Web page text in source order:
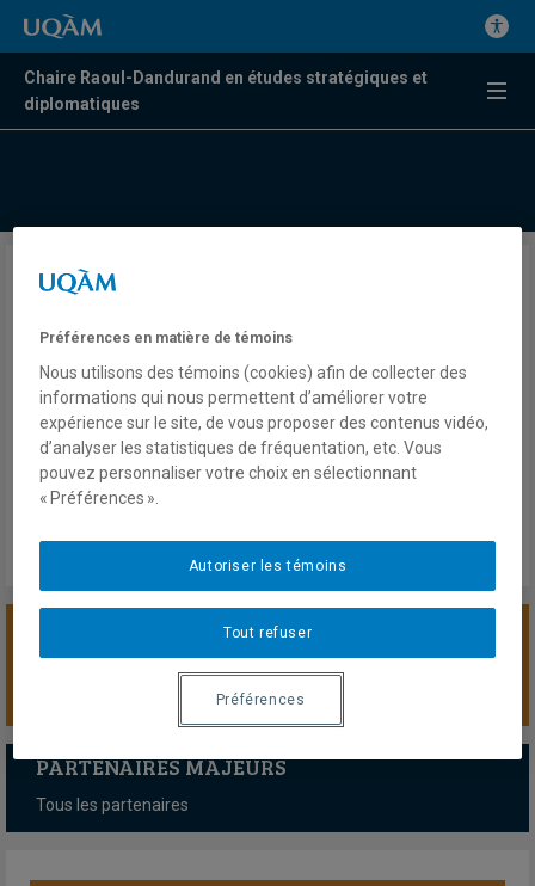
Chaire Raoul-Dandurand en études stratégiques et
diplomatiques
Coup d’État au Niger
Radio
Qub Radio
Alexandre Moranville
Mardi 8 août 2023
Lien externe
SOUTENIR LA CHAIRE
PARTENAIRES MAJEURS
Tous les partenaires
Préférences en matière de témoins
Nous utilisons des témoins (cookies) afin de collecter des
informations qui nous permettent d’améliorer votre
expérience sur le site, de vous proposer des contenus vidéo,
d’analyser les statistiques de fréquentation, etc. Vous
pouvez personnaliser votre choix en sélectionnant
« Préférences ».
Tout refuser
Autoriser les témoins
Préférences